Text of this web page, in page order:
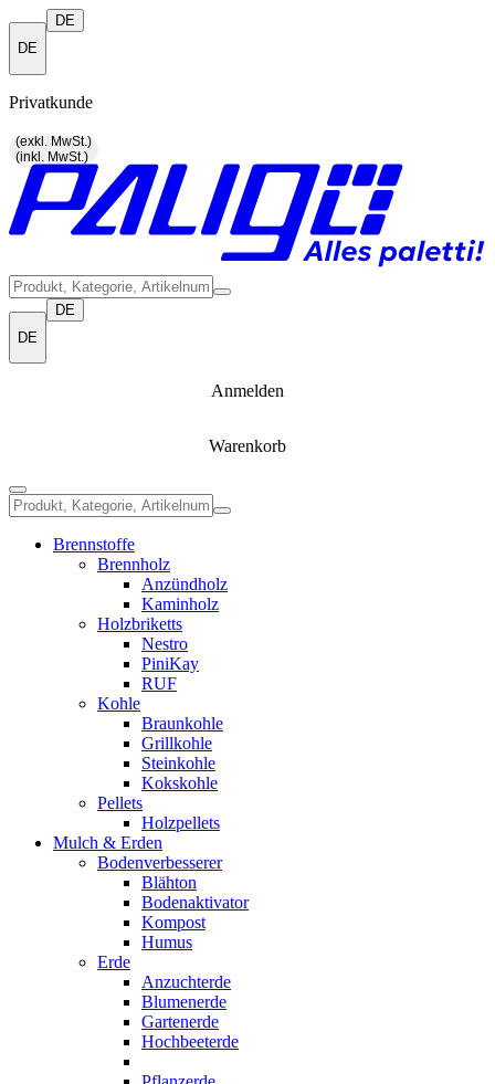
DE
DE
Privatkunde
(exkl. MwSt.)
(inkl. MwSt.)
DE
DE
Anmelden
Warenkorb
Brennstoffe
Brennholz
Anzündholz
Kaminholz
Holzbriketts
Nestro
PiniKay
RUF
Kohle
Braunkohle
Grillkohle
Steinkohle
Kokskohle
Pellets
Holzpellets
Mulch & Erden
Bodenverbesserer
Blähton
Bodenaktivator
Kompost
Humus
Erde
Anzuchterde
Blumenerde
Gartenerde
Hochbeeterde